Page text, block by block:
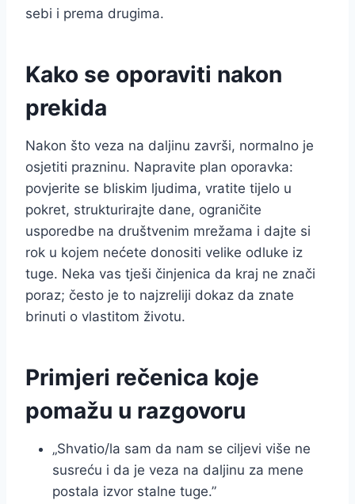
sebi i prema drugima.
Kako se oporaviti nakon
prekida
Nakon što veza na daljinu završi, normalno je
osjetiti prazninu. Napravite plan oporavka:
povjerite se bliskim ljudima, vratite tijelo u
pokret, strukturirajte dane, ograničite
usporedbe na društvenim mrežama i dajte si
rok u kojem nećete donositi velike odluke iz
tuge. Neka vas tješi činjenica da kraj ne znači
poraz; često je to najzreliji dokaz da znate
brinuti o vlastitom životu.
Primjeri rečenica koje
pomažu u razgovoru
„Shvatio/la sam da nam se ciljevi više ne
susreću i da je veza na daljinu za mene
postala izvor stalne tuge.”